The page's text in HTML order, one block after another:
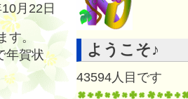
月22日
。
年賀状
ようこそ♪
43594人目です